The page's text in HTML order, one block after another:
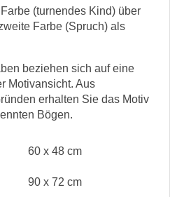
(turnendes Kind) über
Farbe (Spruch) als
beziehen sich auf eine
Motivansicht. Aus
erhalten Sie das Motiv
Bögen.
60 x 48 cm
90 x 72 cm